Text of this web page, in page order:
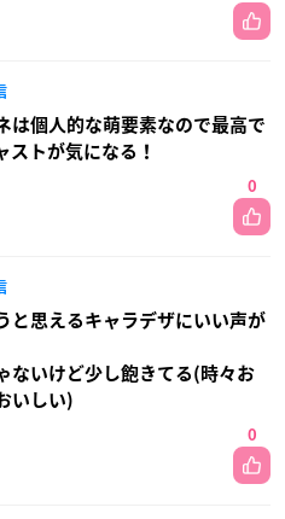
は個人的な萌要素なので最高で
ストが気になる！
0
と思えるキャラデザにいい声が
ないけど少し飽きてる(時々お
いしい)
0